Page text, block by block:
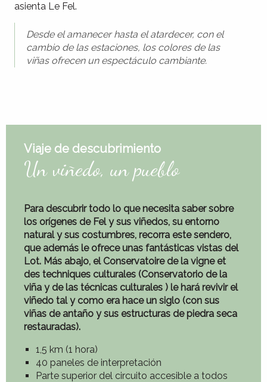
asienta Le Fel.
Desde el amanecer hasta el atardecer, con el
cambio de las estaciones, los colores de las
viñas ofrecen un espectáculo cambiante.
Viaje de descubrimiento
Un viñedo, un pueblo
Para descubrir todo lo que necesita saber sobre
los orígenes de Felysus viñedos, su entorno
natural y sus costumbres, recorra este sendero,
que además le ofreceunas fantásticas vistas del
Lot. Más abajo, el Conservatoire de la vigne et
des techniques culturales (Conservatorio de la
viña y de las técnicas culturales ) le hará revivir el
viñedo tal y como era hace un siglo (con sus
viñas de antaño y sus estructuras de piedra seca
restauradas).
1,5 km (1 hora)
40 paneles de interpretación
Parte superior del circuito accesible a todos